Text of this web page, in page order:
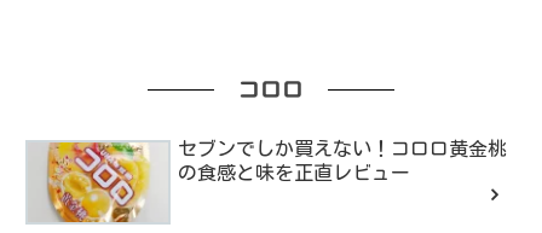
コロロ
セブンでしか買えない！コロロ黄金桃
の食感と味を正直レビュー